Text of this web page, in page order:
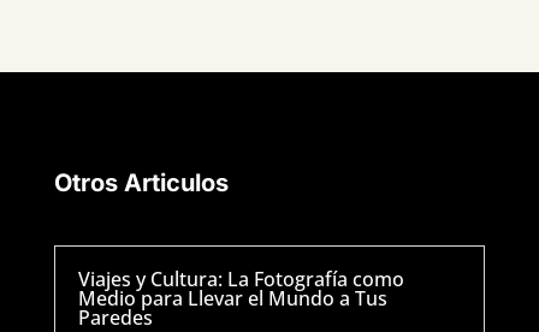
Otros Articulos
Viajes y Cultura: La Fotografía como
Medio para Llevar el Mundo a Tus
Paredes